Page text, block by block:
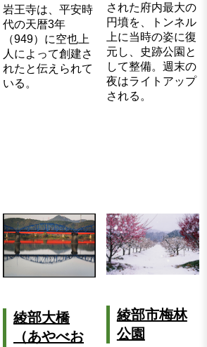
岩王寺は、平安時
代の天暦3年
（949）に空也上
人によって創建さ
れたと伝えられて
いる。
された府内最大の
円墳を、トンネル
上に当時の姿に復
元し、史跡公園と
して整備。週末の
夜はライトアップ
される。
綾部大橋
（あやべお
綾部市梅林
公園